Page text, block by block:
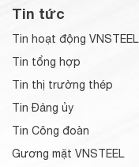
Tin tức
Tin hoạt động VNSTEEL
Tin tổng hợp
Tin thị trường thép
Tin Đảng ủy
Tin Công đoàn
Gương mặt VNSTEEL